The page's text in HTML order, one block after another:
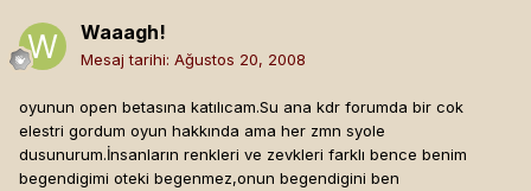
Waaagh!
Mesaj tarihi: Ağustos 20, 2008
oyunun open betasına katılıcam.Su ana kdr forumda bir cok
elestri gordum oyun hakkında ama her zmn syole
dusunurum.İnsanların renkleri ve zevkleri farklı bence benim
begendigimi oteki begenmez,onun begendigini ben